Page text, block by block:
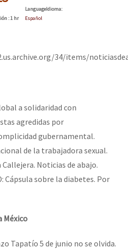
: 1 hr
LanguageIdioma:
Español
34/items/
a solidaridad con
agredidas por
gubernamental.
de la trabajadora sexual.
Noticias de abajo.
Cápsula sobre la diabetes. Por
México
Tapatío 5 de junio no se olvida.